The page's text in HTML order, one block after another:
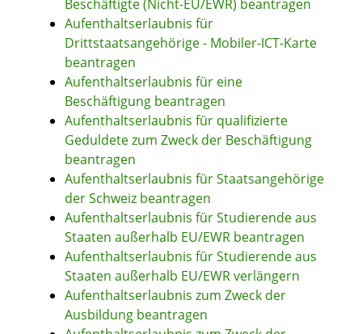
Beschäftigte (Nicht-EU/EWR) beantragen
Aufenthaltserlaubnis für
Drittstaatsangehörige - Mobiler-ICT-Karte
beantragen
Aufenthaltserlaubnis für eine
Beschäftigung beantragen
Aufenthaltserlaubnis für qualifizierte
Geduldete zum Zweck der Beschäftigung
beantragen
Aufenthaltserlaubnis für Staatsangehörige
der Schweiz beantragen
Aufenthaltserlaubnis für Studierende aus
Staaten außerhalb EU/EWR beantragen
Aufenthaltserlaubnis für Studierende aus
Staaten außerhalb EU/EWR verlängern
Aufenthaltserlaubnis zum Zweck der
Ausbildung beantragen